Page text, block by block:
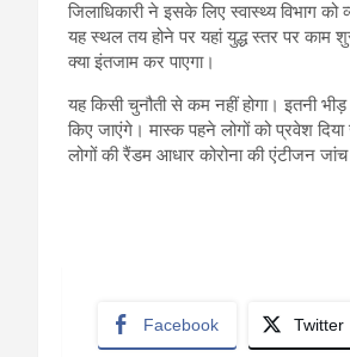
जिलाधिकारी ने इसके लिए स्वास्थ्य विभाग
यह स्थल तय होने पर यहां युद्ध स्तर पर काम
क्या इंतजाम कर पाएगा।
यह किसी चुनौती से कम नहीं होगा। इतनी
किए जाएंगे। मास्क पहने लोगों को प्रवेश
लोगों की रैंडम आधार कोरोना की एंटीजन जांच
Facebook Twitter